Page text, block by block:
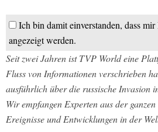
Ich bin damit einverstanden, dass
angezeigt werden.
Seit zwei Jahren ist TVP World eine
Fluss von Informationen verschrieben
ausführlich über die russische Invasion
Wir empfangen Experten aus der
Ereignisse und Entwicklungen in der